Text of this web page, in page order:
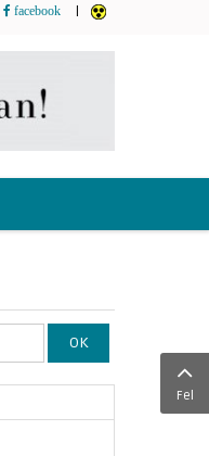
facebook
OK
Fel